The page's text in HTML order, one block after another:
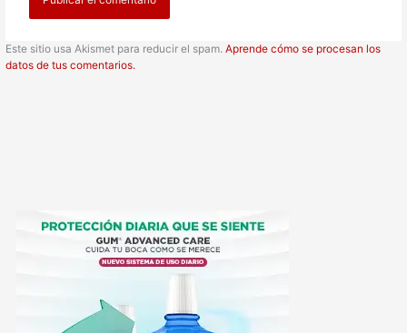
Este sitio usa Akismet para reducir el spam.Aprende cómo se procesan los
datos de tus comentarios.